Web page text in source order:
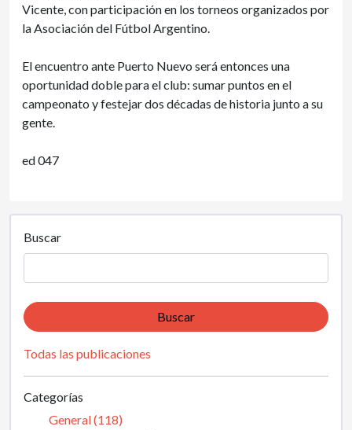
Vicente, con participación en los torneos organizados por
la Asociación del Fútbol Argentino.
El encuentro ante Puerto Nuevo será entonces una
oportunidad doble para el club: sumar puntos en el
campeonato y festejar dos décadas de historia junto a su
gente.
ed 047
Buscar
Buscar
Todas las publicaciones
Categorías
General (118)